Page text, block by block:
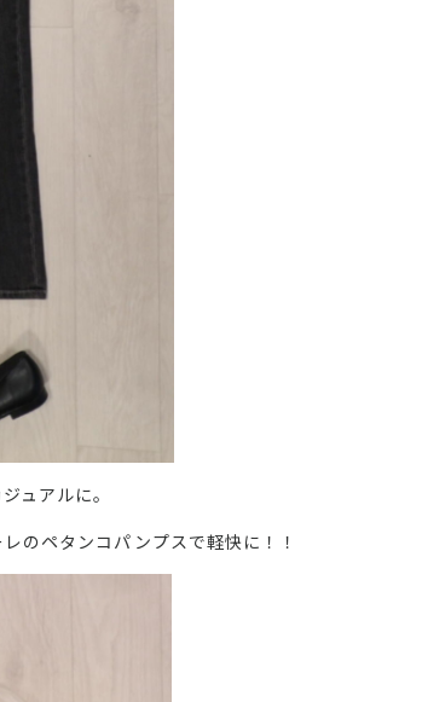
ュアルに。
のペタンコパンプスで軽快に！！